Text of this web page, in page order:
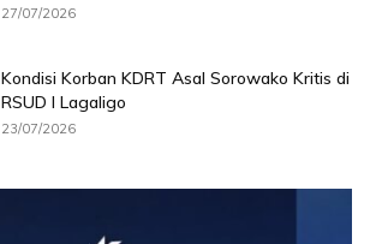
27/07/2026
Kondisi Korban KDRT Asal Sorowako Kritis di
RSUD I Lagaligo
23/07/2026